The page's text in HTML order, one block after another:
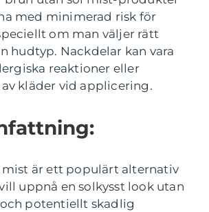
med minimerad risk för
om man väljer rätt
hudtyp. Nackdelar kan vara
reaktioner eller
kläder vid applicering.
mist är ett populärt alternativ
uppnå en solkysst look utan
potentiellt skadlig